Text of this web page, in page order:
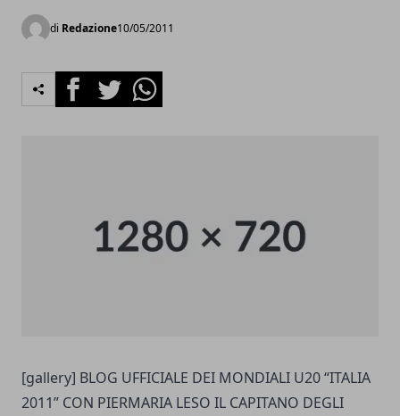
di Redazione10/05/2011
FacebookTwitterWhatsapp
[gallery] BLOG UFFICIALE DEI MONDIALI U20 “ITALIA
2011” CON PIERMARIA LESO IL CAPITANO DEGLI